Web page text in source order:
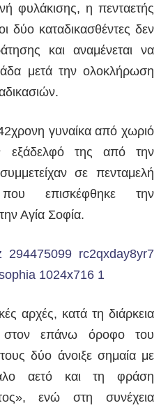
φυλάκισης, η πενταετής
δύο καταδικασθέντες δεν
και αναμένεται να
μετά την ολοκλήρωση
γυναίκα από χωριό
εξάδελφό της από την
σε πενταμελή
επισκέφθηκε την
Αγία Σοφία.
αρχές, κατά τη διάρκεια
στον επάνω όροφο του
δύο άνοιξε σημαία με
αετό και τη φράση
ενώ στη συνέχεια